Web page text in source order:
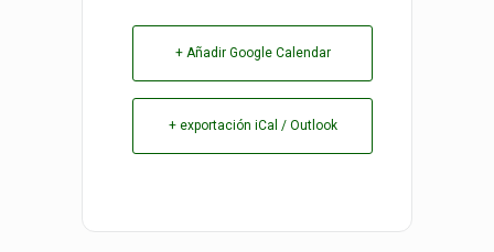
+ Añadir Google Calendar
+ exportación iCal / Outlook